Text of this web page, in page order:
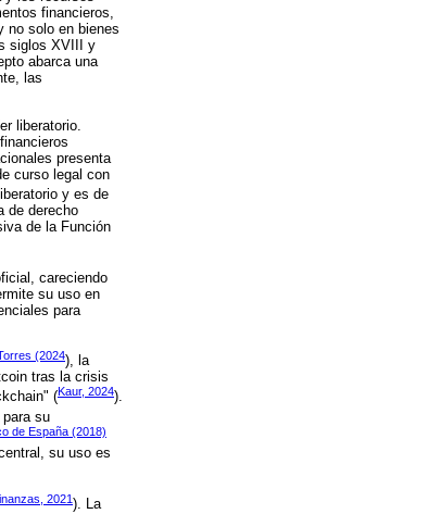
financieros,
no solo en bienes
siglos XVIII y
abarca una
las
liberatorio.
presenta
curso legal con
y es de
de derecho
de la Función
careciendo
su uso en
para
(2024), la
tras la crisis
(Kaur, 2024).
para su
de España (2018)
su uso es
2021). La